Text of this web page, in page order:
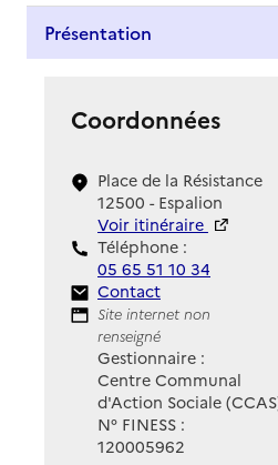
Présentation
Coordonnées
Place de la Résistance
12500 - Espalion
Voir itinéraire
Téléphone :
05 65 51 10 34
Contact
Contact
Site Internet
Site internet non
renseigné
Gestionnaire :
Centre Communal
d'Action Sociale
N° FINESS :
120005962